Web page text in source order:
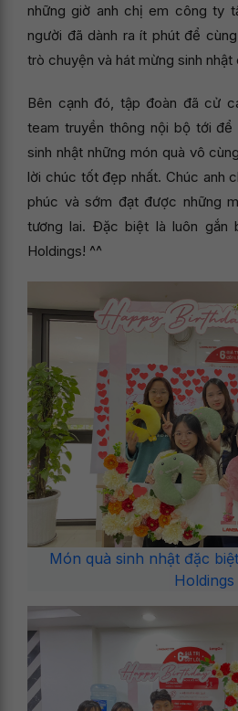
những giờ anh chị em công ty
người đã dành ra ít phút để
trò chuyện và hát mừng sinh nhật
Bên cạnh đó, tập đoàn đã cử
team truyền thông nội bộ tới để
sinh nhật những món quà vô
lời chúc tốt đẹp nhất. Chúc anh
phúc và sớm đạt được những
tương lai. Đặc biệt là luôn gắn
Holdings! ^^
Món quà sinh nhật đặc
Holdings